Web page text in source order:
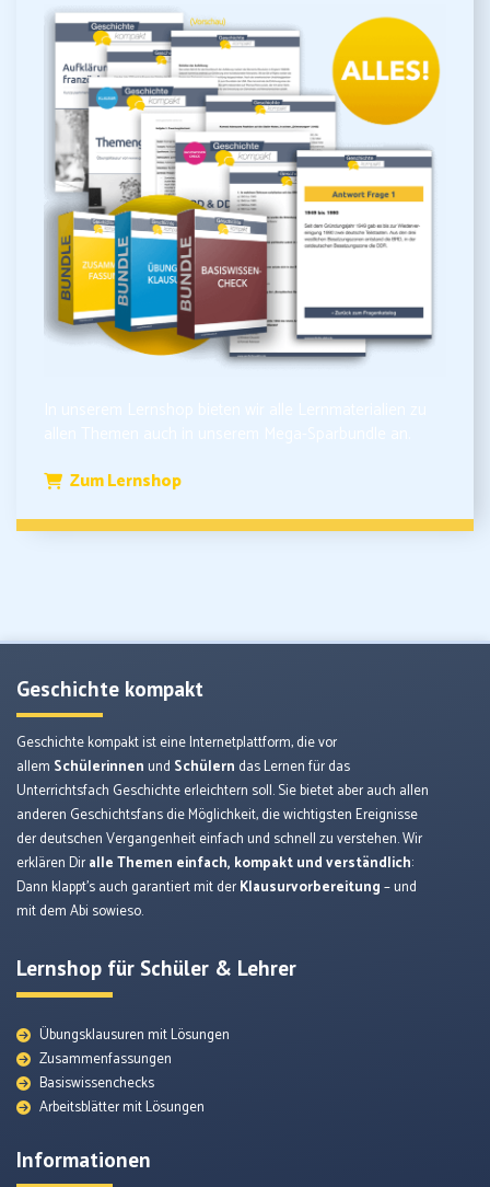
Zum Lernshop
Geschichte kompakt
Geschichte kompakt ist eine Internetplattform, die vor
allem Schülerinnen und Schülern das Lernen für das
Unterrichtsfach Geschichte erleichtern soll. Sie bietet aber auch allen
anderen Geschichtsfans die Möglichkeit, die wichtigsten Ereignisse
der deutschen Vergangenheit einfach und schnell zu verstehen. Wir
erklären Diralle Themen einfach, kompakt und verständlich:
Dann klappt’s auch garantiert mit derKlausurvorbereitung– und
mit dem Abi sowieso.
Lernshop für Schüler & Lehrer
Übungsklausuren mit Lösungen
Zusammenfassungen
Basiswissenchecks
Arbeitsblätter mit Lösungen
Informationen